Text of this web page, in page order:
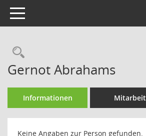
Toggle navigation
Rechercheauswahl
Gernot Abrahams
Informationen Mitarbeit
Keine Angaben zur Person gefunden.